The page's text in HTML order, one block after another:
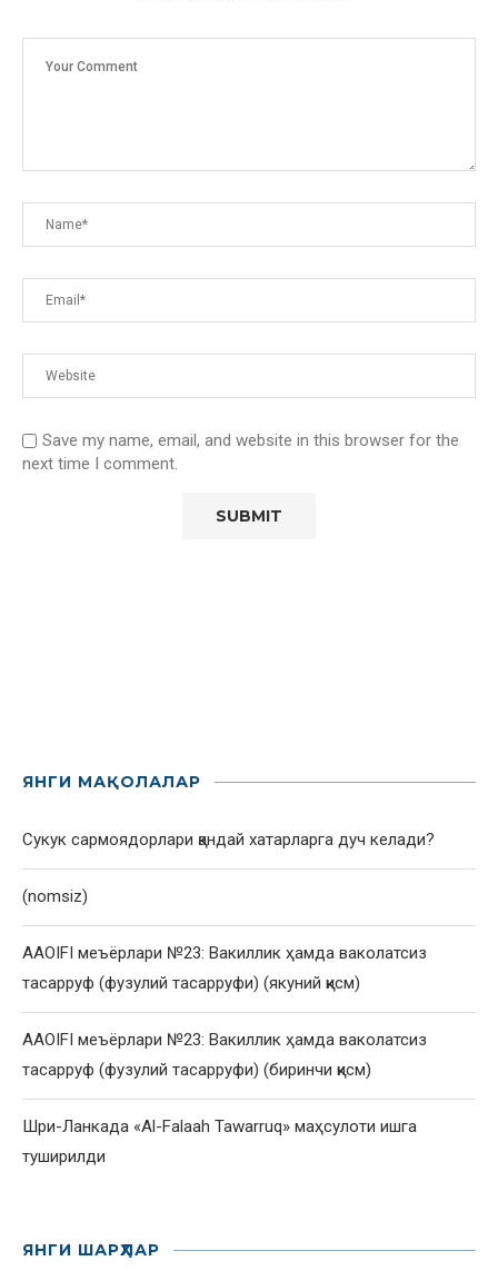
Save my name, email, and website in this browser for the
next time I comment.
ЯНГИ МАҚОЛАЛАР
Сукук сармоядорлари қандай хатарларга дуч келади?
(nomsiz)
AAOIFI меъёрлари №23: Вакиллик ҳамда ваколатсиз
тасарруф (фузулий тасарруфи) (якуний қисм)
AAOIFI меъёрлари №23: Вакиллик ҳамда ваколатсиз
тасарруф (фузулий тасарруфи) (биринчи қисм)
Шри-Ланкада «Al-Falaah Tawarruq» маҳсулоти ишга
туширилди
ЯНГИ ШАРҲЛАР